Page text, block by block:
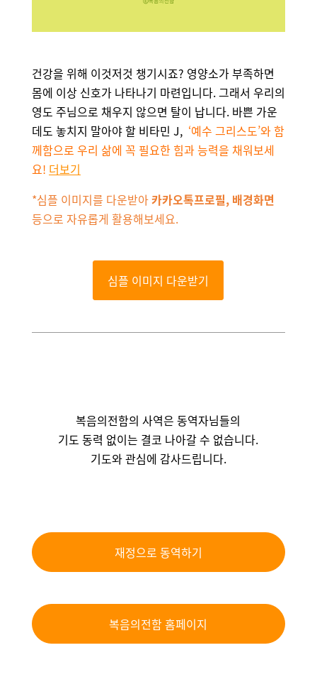
건강을 위해 이것저것 챙기시죠? 영양소가 부족하면
몸에 이상 신호가 나타나기 마련입니다.그래서 우리의
영도 주님으로 채우지 않으면 탈이 납니다. 바쁜 가운
데도 놓치지 말아야 할 비타민 J, ‘예수 그리스도’와 함
께함으로 우리 삶에 꼭 필요한 힘과 능력을 채워보세
요! 더보기
*심플 이미지를 다운받아카카오톡프로필, 배경화면
등으로 자유롭게 활용해보세요.
심플 이미지 다운받기
복음의전함의 사역은 동역자님들의
기도 동력 없이는 결코 나아갈 수 없습니다.
기도와 관심에 감사드립니다.
재정으로 동역하기
복음의전함 홈페이지